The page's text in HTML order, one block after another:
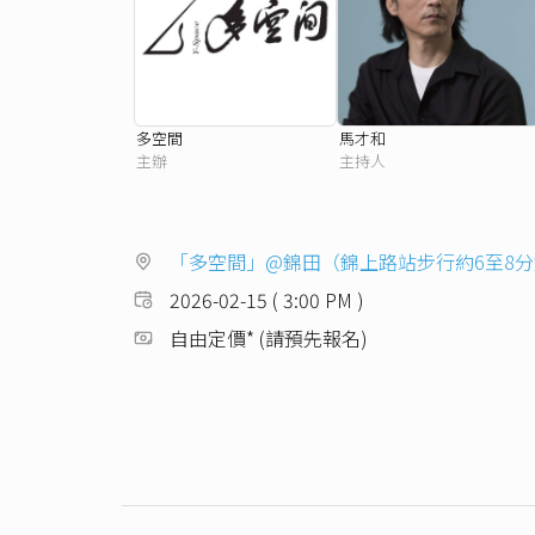
多空間
主辦
馬才和
主持人
「多空間」@錦田（錦上路站步行約6至8分
2026-02-15 ( 3:00 PM )
自由定價* (請預先報名)